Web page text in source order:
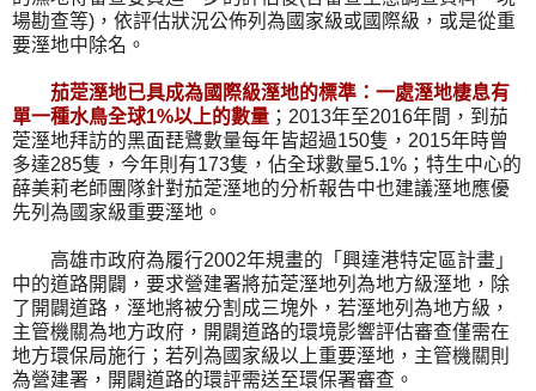
場勘查等)，依評估狀況公佈列為國家級或國際級，或是從重
要溼地中除名。
茄萣溼地已具成為國際級溼地的標準：一處溼地棲息有
單一種水鳥全球1%以上的數量 ；2013年至2016年間，到茄
萣溼地拜訪的黑面琵鷺數量每年皆超過150隻，2015年時曾
多達285隻，今年則有173隻，佔全球數量5.1%；特生中心的
薛美莉老師團隊針對茄萣溼地的分析報告中也建議溼地應優
先列為國家級重要溼地。
高雄市政府為履行2002年規畫的「興達港特定區計畫」
中的道路開闢，要求營建署將茄萣溼地列為地方級溼地，除
了開闢道路，溼地將被分割成三塊外，若溼地列為地方級，
主管機關為地方政府，開闢道路的環境影響評估審查僅需在
地方環保局施行；若列為國家級以上重要溼地，主管機關則
為營建署，開闢道路的環評需送至環保署審查。